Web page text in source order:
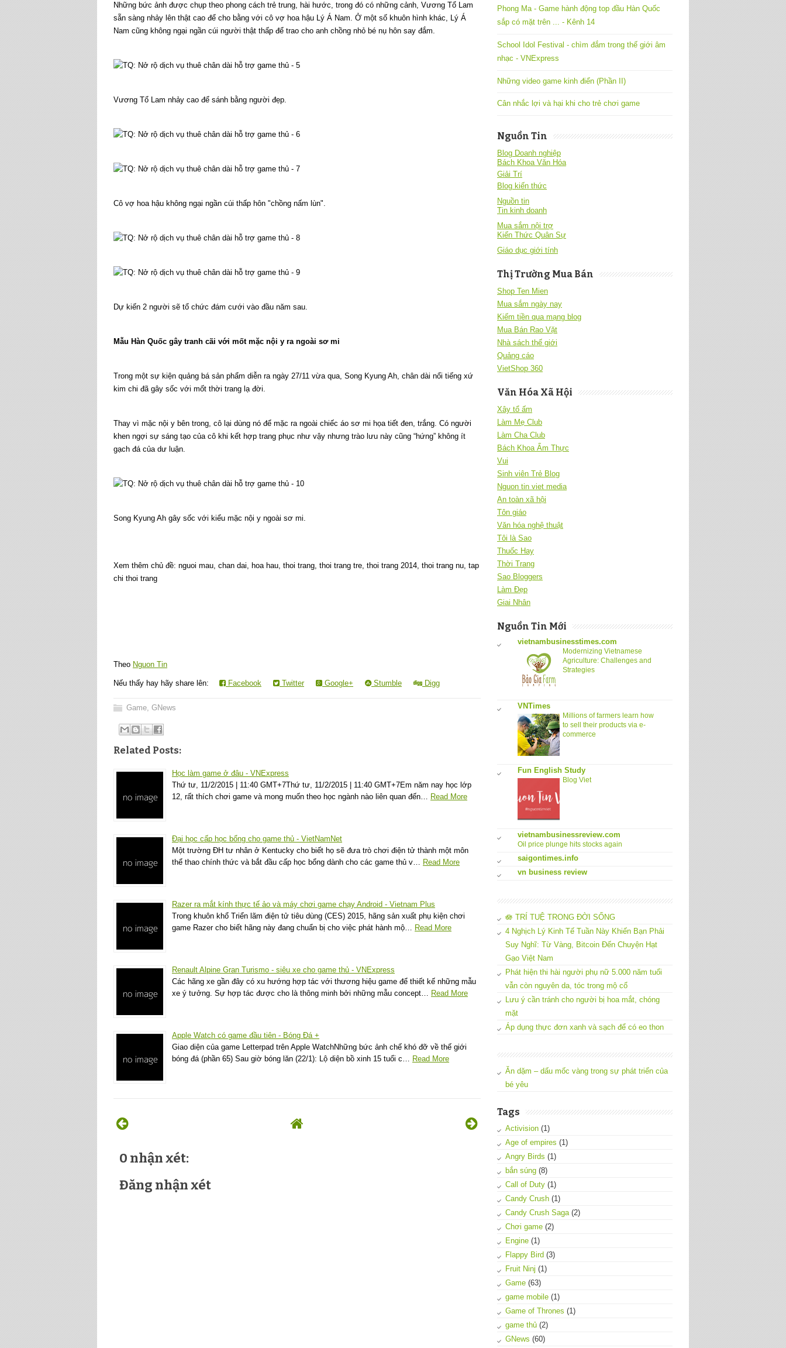
Những bức ảnh được chụp theo phong cách trẻ trung, hài hước, trong đó có những cảnh, Vương Tổ Lam
sẵn sàng nhảy lên thật cao để cho bằng với cô vợ hoa hậu Lý Á Nam. Ở một số khuôn hình khác, Lý Á
Nam cũng không ngại ngần cúi người thật thấp để trao cho anh chồng nhỏ bé nụ hôn say đắm.
Vương Tổ Lam nhảy cao để sánh bằng người đẹp.
Cô vợ hoa hậu không ngại ngần cúi thấp hôn "chồng nấm lùn".
Dự kiến 2 người sẽ tổ chức đám cưới vào đầu năm sau.
Mẫu Hàn Quốc gây tranh cãi với mốt mặc nội y ra ngoài sơ mi
Trong một sự kiện quảng bá sản phẩm diễn ra ngày 27/11 vừa qua, Song Kyung Ah, chân dài nổi tiếng xứ
kim chi đã gây sốc với mốt thời trang lạ đời.
Thay vì mặc nội y bên trong, cô lại dùng nó để mặc ra ngoài chiếc áo sơ mi họa tiết đen, trắng. Có người
khen ngợi sự sáng tạo của cô khi kết hợp trang phục như vậy nhưng trào lưu này cũng “hứng” không ít
gạch đá của dư luận.
Song Kyung Ah gây sốc với kiểu mặc nội y ngoài sơ mi.
Xem thêm chủ đề: nguoi mau, chan dai, hoa hau, thoi trang, thoi trang tre, thoi trang 2014, thoi trang nu, tap
chi thoi trang
Theo Nguon Tin
Nếu thấy hay hãy share lên: Facebook Twitter Google+ Stumble Digg
Game, GNews
Related Posts:
Học làm game ở đâu - VNExpress
Thứ tư, 11/2/2015 | 11:40 GMT+7Thứ tư, 11/2/2015 | 11:40 GMT+7Em năm nay học lớp
12, rất thích chơi game và mong muốn theo học ngành nào liên quan đến…
Read More
Đại học cấp học bổng cho game thủ - VietNamNet
Một trường ĐH tư nhân ở Kentucky cho biết họ sẽ đưa trò chơi điện tử thành một môn
thể thao chính thức và bắt đầu cấp học bổng dành cho các game thủ v…
Read More
Razer ra mắt kính thực tế ảo và máy chơi game chạy Android - Vietnam Plus
Trong khuôn khổ Triển lãm điện tử tiêu dùng (CES) 2015, hãng sản xuất phụ kiện chơi
game Razer cho biết hãng này đang chuẩn bị cho việc phát hành mộ…
Read More
Renault Alpine Gran Turismo - siêu xe cho game thủ - VNExpress
Các hãng xe gần đây có xu hướng hợp tác với thương hiệu game để thiết kế những mẫu
xe ý tưởng. Sự hợp tác được cho là thông minh bởi những mẫu concept…
Read More
Apple Watch có game đầu tiên - Bóng Đá +
Giao diện của game Letterpad trên Apple WatchNhững bức ảnh chế khó đỡ về thế giới
bóng đá (phần 65) Sau giờ bóng lăn (22/1): Lộ diện bồ xinh 15 tuổi c…
Read More
0 nhận xét:
Đăng nhận xét
Phong Ma - Game hành động top đầu Hàn Quốc
sắp có mặt trên ... - Kênh 14
School Idol Festival - chìm đắm trong thế giới âm
nhạc - VNExpress
Những video game kinh điển (Phần II)
Cân nhắc lợi và hại khi cho trẻ chơi game
Nguồn Tin
Blog Doanh nghiệp
Bách Khoa Văn Hóa
Giải Trí
Blog kiến thức
Nguồn tin
Tin kinh doanh
Mua sắm nội trợ
Kiến Thức Quân Sự
Giáo dục giới tính
Thị Trường Mua Bán
Shop Ten Mien
Mua sắm ngày nay
Kiếm tiền qua mạng blog
Mua Bán Rao Vặt
Nhà sách thế giới
Quảng cáo
VietShop 360
Văn Hóa Xã Hội
Xây tổ ấm
Làm Mẹ Club
Làm Cha Club
Bách Khoa Ẩm Thực
Vui
Sinh viên Trẻ Blog
Nguon tin viet media
An toàn xã hội
Tôn giáo
Văn hóa nghệ thuật
Tôi là Sao
Thuốc Hay
Thời Trang
Sao Bloggers
Làm Đẹp
Giai Nhân
Nguồn Tin Mới
vietnambusinesstimes.com
Modernizing Vietnamese
Agriculture: Challenges and
Strategies
VNTimes
Millions of farmers learn how
to sell their products via e-
commerce
Fun English Study
Blog Viet
vietnambusinessreview.com
Oil price plunge hits stocks again
saigontimes.info
vn business review
🪷 TRÍ TUỆ TRONG ĐỜI SỐNG
4 Nghịch Lý Kinh Tế Tuần Này Khiến Bạn Phải
Suy Nghĩ: Từ Vàng, Bitcoin Đến Chuyện Hạt
Gạo Việt Nam
Phát hiện thi hài người phụ nữ 5.000 năm tuổi
vẫn còn nguyên da, tóc trong mộ cổ
Lưu ý cần tránh cho người bị hoa mắt, chóng
mặt
Áp dụng thực đơn xanh và sạch để có eo thon
Ăn dặm – dấu mốc vàng trong sự phát triển của
bé yêu
Tags
Activision (1)
Age of empires (1)
Angry Birds (1)
bắn súng (8)
Call of Duty (1)
Candy Crush (1)
Candy Crush Saga (2)
Chơi game (2)
Engine (1)
Flappy Bird (3)
Fruit Ninj (1)
Game (63)
game mobile (1)
Game of Thrones (1)
game thủ (2)
GNews (60)